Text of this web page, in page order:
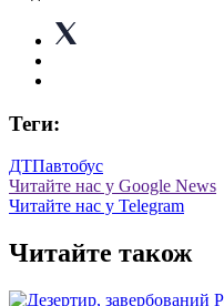
Теги:
ДТПавтобус
Читайте нас у Google News
Читайте нас у Telegram
Читайте також